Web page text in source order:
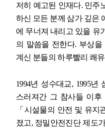
저히 예고된 인재다. 민주
하신 모든 분께 삼가 깊은
에 무너져 내리고 있을 유
의 말씀을 전한다. 부상을
계신 분들의 하루빨리 쾌
1994년 성수대교, 1995년
스러져간 그 참사들 이
「 시설물의 안전 및 유지
졌고, 정밀안전진단 제도